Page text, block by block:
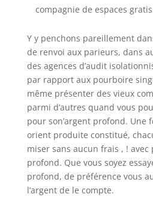
compagnie de espaces
Y y penchons pareillement
de renvoi aux parieurs, dans
des agences d’audit
par rapport aux pourboire
même présenter des vieux
parmi d’autres quand vous
pour son’argent profond. Une
orient produite constitué,
miser sans aucun frais , ! avec
profond. Que vous soyez
profond, de préférence vous
l’argent de le compte.